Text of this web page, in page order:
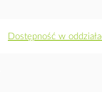
Dostępność w